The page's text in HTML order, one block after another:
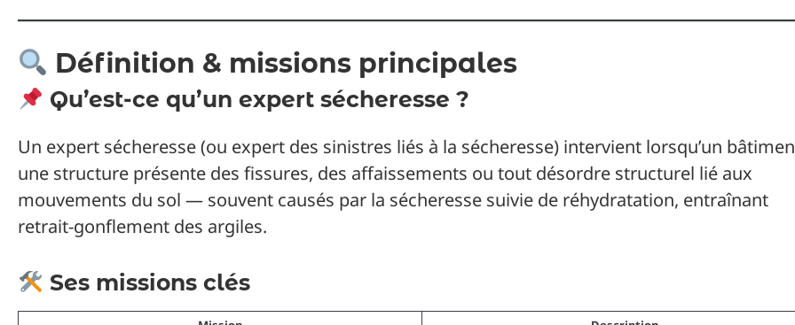
Définition & missions principales
Qu’est-ce qu’un expert sécheresse ?
Un expert sécheresse (ou expert des sinistres liés à la sécheresse) intervient lorsqu’un
une structure présente des fissures, des affaissements ou tout désordre structurel lié aux
mouvements du sol — souvent causés par la sécheresse suivie de réhydratation, entraînant
retrait-gonflement des argiles.
Ses missions clés